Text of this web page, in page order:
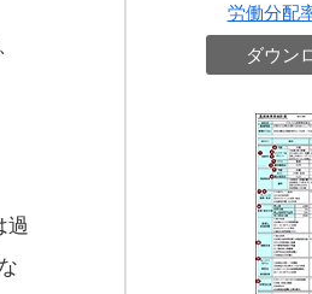
過
労働分配
ダウン